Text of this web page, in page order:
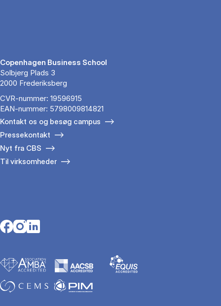
Copenhagen Business School
Solbjerg Plads 3
2000 Frederiksberg
CVR-nummer: 19596915
EAN-nummer: 5798009814821
Kontakt os og besøg campus
Pressekontakt
Nyt fra CBS
Til virksomheder
Opens in a new tab
Opens in a new tab
Opens in a new tab